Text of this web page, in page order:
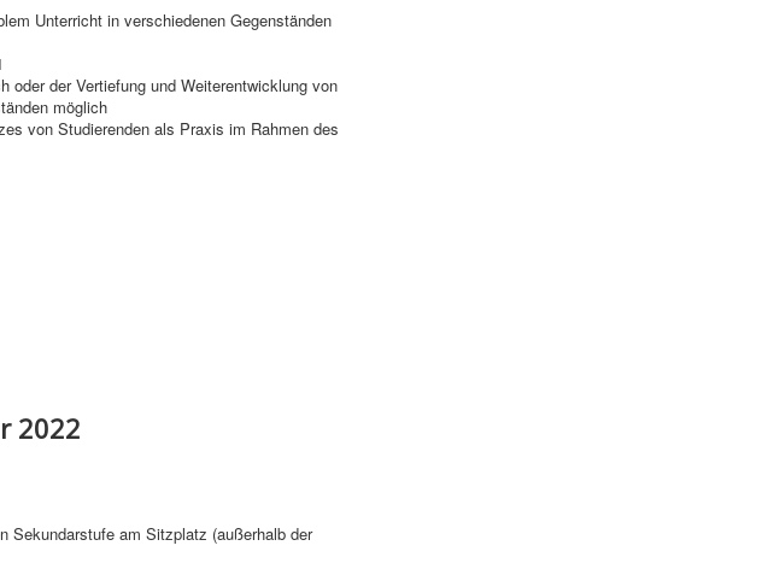
Unterricht in verschiedenen Gegenständen
oder der Vertiefung und Weiterentwicklung von
möglich
von Studierenden als Praxis im Rahmen des
2022
Sekundarstufe am Sitzplatz (außerhalb der